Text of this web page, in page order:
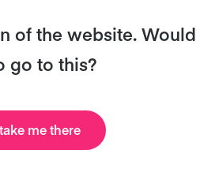
CON PESTO
of the website.
go to this?
me there